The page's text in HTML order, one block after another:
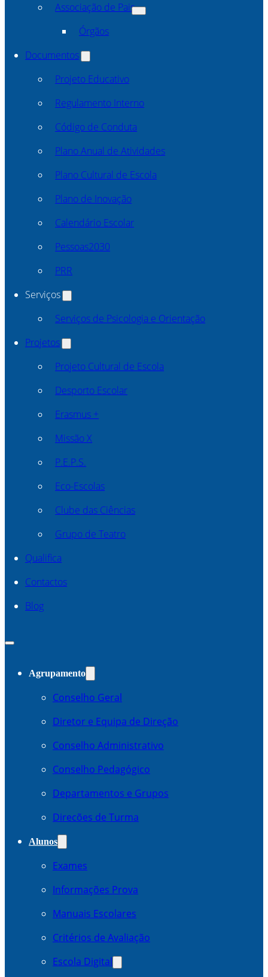
Associação de Pais
Órgãos
Documentos
Projeto Educativo
Regulamento Interno
Código de Conduta
Plano Anual de Atividades
Plano Cultural de Escola
Plano de Inovação
Calendário Escolar
Pessoas2030
PRR
Serviços
Serviços de Psicologia e Orientação
Projetos
Projeto Cultural de Escola
Desporto Escolar
Erasmus +
Missão X
P.E.P.S.
Eco-Escolas
Clube das Ciências
Grupo de Teatro
Qualifica
Contactos
Blog
Agrupamento
Conselho Geral
Diretor e Equipa de Direção
Conselho Administrativo
Conselho Pedagógico
Departamentos e Grupos
Direcões de Turma
Alunos
Exames
Informações Prova
Manuais Escolares
Critérios de Avaliação
Escola Digital